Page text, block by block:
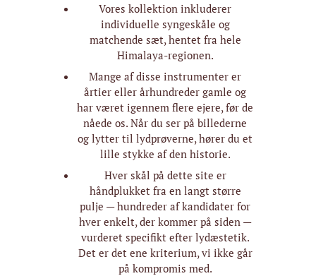
Vores kollektion inkluderer
individuelle syngeskåle og
matchende sæt, hentet fra hele
Himalaya-regionen.
Mange af disse instrumenter er
årtier eller århundreder gamle og
har været igennem flere ejere, før de
nåede os. Når du ser på billederne
og lytter til lydprøverne, hører du et
lille stykke af den historie.
Hver skål på dette site er
håndplukket fra en langt større
pulje — hundreder af kandidater for
hver enkelt, der kommer på siden —
vurderet specifikt efter lydæstetik.
Det er det ene kriterium, vi ikke går
på kompromis med.